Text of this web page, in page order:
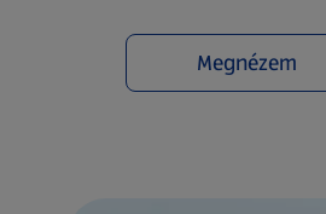
Megnézem